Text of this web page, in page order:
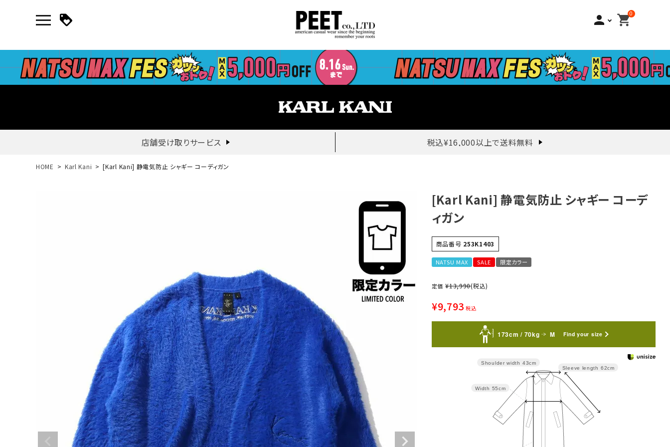
person 0
shopping_cart
店舗受け取りサービス 税込¥16,000以上で送料無料
新規会員登録｜ログイン
HOME Karl Kani [Karl Kani] 静電気防止 シャギー コーディガン
[Karl Kani] 静電気防止 シャギー コーデ
ィガン
商品番号 253K1403
NATSU MAX SALE 限定カラー
定価 ¥13,990(税込)
¥9,793 税込
173cm / 70kg M Find your size
Sleeve length 62cm
Width 55cm
Shoulder width 43cm